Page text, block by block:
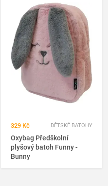
329 Kč DĚTSKÉ BATOHY
Oxybag Předškolní
plyšový batoh Funny -
Bunny